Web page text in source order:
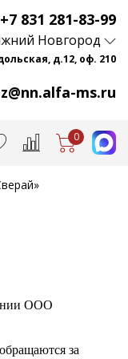
+7 831 281-83-99
ms.ru
Новгород
д.12, оф. 210
0
ООО
за